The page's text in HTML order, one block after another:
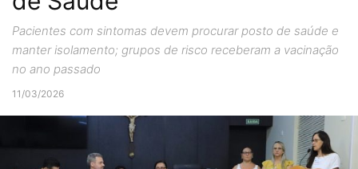
Pacientes com sintomas devem procurar posto de saúde e
manter isolamento; grupos de risco receberam a vacinação
no ano passado
11/03/2026